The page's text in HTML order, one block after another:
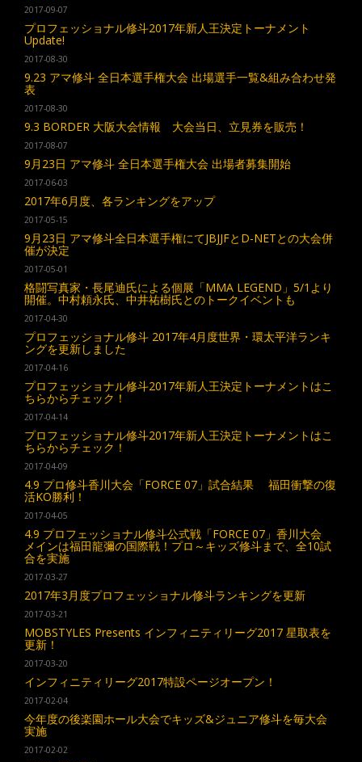
2017-09-07
プロフェッショナル修斗2017年新人王決定トーナメント
Update!
2017-08-30
9.23 アマ修斗 全日本選手権大会 出場選手一覧&組み合わせ発
表
2017-08-30
9.3 BORDER 大阪大会情報 大会当日、立見券を販売！
2017-08-07
9月23日 アマ修斗 全日本選手権大会 出場者募集開始
2017-06-03
2017年6月度、各ランキングをアップ
2017-05-15
9月23日 アマ修斗全日本選手権にてJBJJFとD-NETとの大会併
催が決定
2017-05-01
格闘写真家・長尾迪氏による個展「MMA LEGEND」5/1より
開催。中村頼永氏、中井祐樹氏とのトークイベントも
2017-04-30
プロフェッショナル修斗 2017年4月度世界・環太平洋ランキ
ングを更新しました
2017-04-16
プロフェッショナル修斗2017年新人王決定トーナメントはこ
ちらからチェック！
2017-04-14
プロフェッショナル修斗2017年新人王決定トーナメントはこ
ちらからチェック！
2017-04-09
4.9 プロ修斗香川大会「FORCE 07」試合結果 福田衝撃の復
活KO勝利！
2017-04-05
4.9 プロフェッショナル修斗公式戦「FORCE 07」香川大会
メインは福田龍彌の国際戦！プロ～キッズ修斗まで、全10試
合を実施
2017-03-27
2017年3月度プロフェッショナル修斗ランキングを更新
2017-03-21
MOBSTYLES Presents インフィニティリーグ2017 星取表を
更新！
2017-03-20
インフィニティリーグ2017特設ページオープン！
2017-02-04
今年度の後楽園ホール大会でキッズ&ジュニア修斗を毎大会
実施
2017-02-02